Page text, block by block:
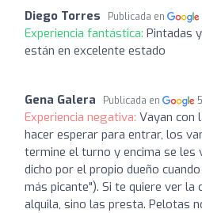
Diego Torres Publicada en
Experiencia fantástica: Pintadas
están en excelente estado
Gena Galera Publicada en
Experiencia negativa: Vayan con
hacer esperar para entrar, los
termine el turno y encima se les
dicho por el propio dueño
más picante"). Si te quiere ver la
alquila, sino las presta. Pelotas